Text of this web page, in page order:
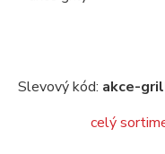
Slevový kód: akce-
celý